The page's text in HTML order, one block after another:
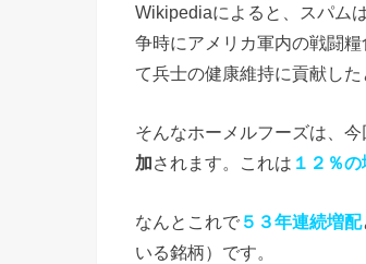
Wikipediaによると、スパム
争時にアメリカ軍内の戦闘
て兵士の健康維持に貢献し
そんなホーメルフーズは、
加されます。これは １２％
なんとこれで ５３年連続増配
いる銘柄）です。